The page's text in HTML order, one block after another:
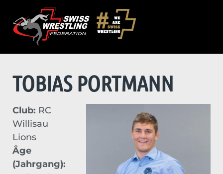
TOBIAS PORTMANN
Club: RC
Willisau
Lions
Âge
(Jahrgang):